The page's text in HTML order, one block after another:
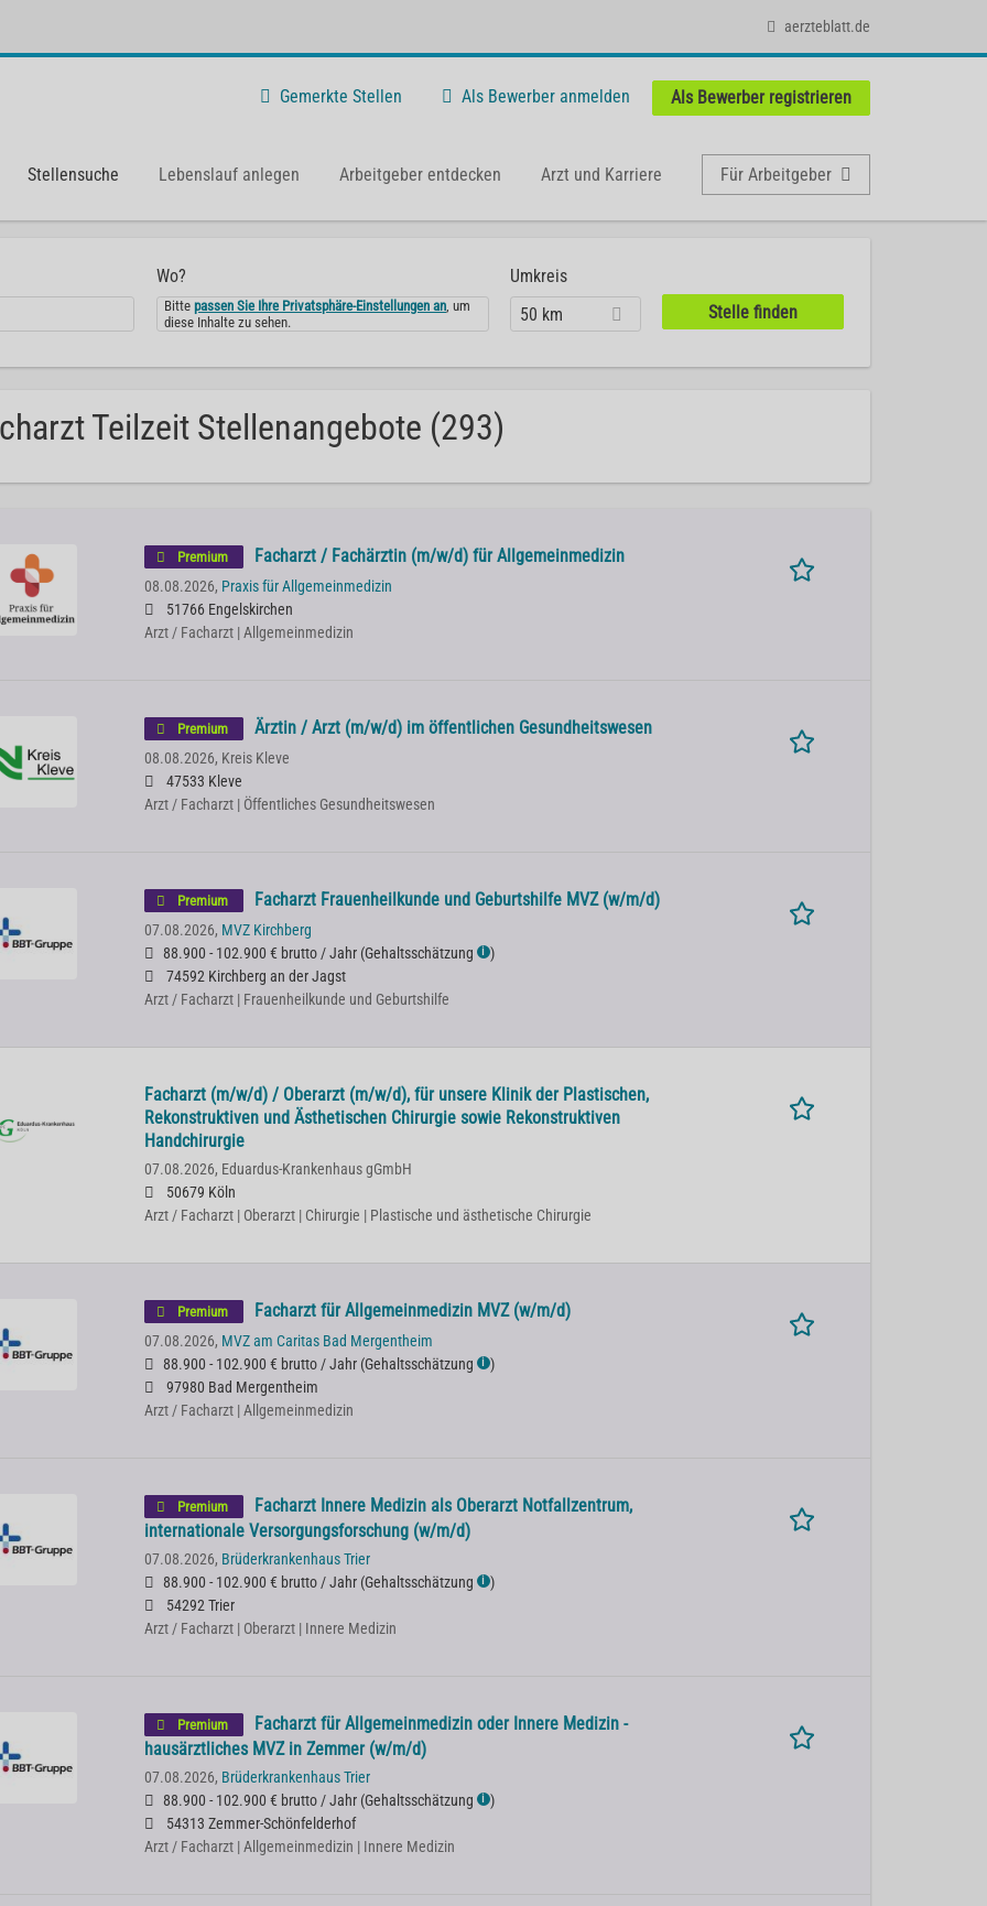
aerzteblatt.de
Gemerkte Stellen Als Bewerber anmelden Als Bewerber registrieren
Stellensuche Lebenslauf anlegen Arbeitgeber entdecken Arzt und Karriere Für Arbeitgeber
Wo?
Bittepassen Sie Ihre Privatsphäre-Einstellungen an, um
diese Inhalte zu sehen.
Umkreis
50 km
Teilzeit Stellenangebote (293)
Premium Facharzt / Fachärztin (m/w/d) für Allgemeinmedizin
08.08.2026, Praxis für Allgemeinmedizin
51766 Engelskirchen
Arzt / Facharzt | Allgemeinmedizin
Premium Ärztin / Arzt (m/w/d) im öffentlichen Gesundheitswesen
08.08.2026, Kreis Kleve
47533 Kleve
Arzt / Facharzt | Öffentliches Gesundheitswesen
Premium Facharzt Frauenheilkunde und Geburtshilfe MVZ (w/m/d)
07.08.2026, MVZ Kirchberg
88.900 - 102.900 € brutto / Jahr (Gehaltsschätzung ℹ )
74592 Kirchberg an der Jagst
Arzt / Facharzt | Frauenheilkunde und Geburtshilfe
Facharzt (m/w/d) / Oberarzt (m/w/d), für unsere Klinik der Plastischen,
Rekonstruktiven und Ästhetischen Chirurgie sowie Rekonstruktiven
Handchirurgie
07.08.2026, Eduardus-Krankenhaus gGmbH
50679 Köln
Arzt / Facharzt | Oberarzt | Chirurgie | Plastische und ästhetische Chirurgie
Premium Facharzt für Allgemeinmedizin MVZ (w/m/d)
07.08.2026, MVZ am Caritas Bad Mergentheim
88.900 - 102.900 € brutto / Jahr (Gehaltsschätzung ℹ )
97980 Bad Mergentheim
Arzt / Facharzt | Allgemeinmedizin
Premium
Facharzt Innere Medizin als Oberarzt Notfallzentrum,
internationale Versorgungsforschung (w/m/d)
07.08.2026, Brüderkrankenhaus Trier
88.900 - 102.900 € brutto / Jahr (Gehaltsschätzung ℹ )
54292 Trier
Arzt / Facharzt | Oberarzt | Innere Medizin
Premium
Facharzt für Allgemeinmedizin oder Innere Medizin -
hausärztliches MVZ in Zemmer (w/m/d)
07.08.2026, Brüderkrankenhaus Trier
88.900 - 102.900 € brutto / Jahr (Gehaltsschätzung ℹ )
54313 Zemmer-Schönfelderhof
Arzt / Facharzt | Allgemeinmedizin | Innere Medizin